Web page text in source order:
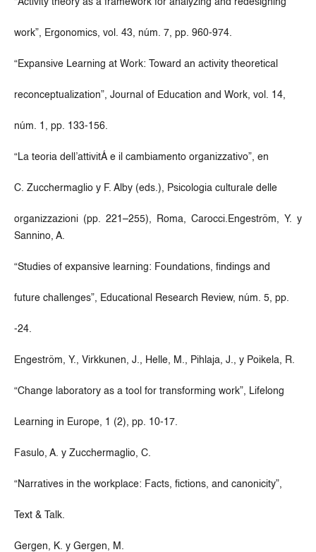
work”, Ergonomics, vol. 43, núm. 7, pp. 960-974.
“Expansive Learning at Work: Toward an activity theoretical
reconceptualization”, Journal of Education and Work, vol. 14,
núm. 1, pp. 133-156.
“La teoria dell’attivitÁ e il cambiamento organizzativo”, en
C. Zucchermaglio y F. Alby (eds.), Psicologia culturale delle
organizzazioni (pp. 221–255), Roma, Carocci.Engeström, Y. y
Sannino, A.
“Studies of expansive learning: Foundations, findings and
future challenges”, Educational Research Review, núm. 5, pp.
-24.
Engeström, Y., Virkkunen, J., Helle, M., Pihlaja, J., y Poikela, R.
“Change laboratory as a tool for transforming work”, Lifelong
Learning in Europe, 1 (2), pp. 10-17.
Fasulo, A. y Zucchermaglio, C.
“Narratives in the workplace: Facts, fictions, and canonicity”,
Text & Talk.
Gergen, K. y Gergen, M.